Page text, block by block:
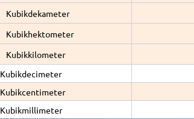
Kubikdekameter
Kubikhektometer
Kubikkilometer
Kubikdecimeter
Kubikcentimeter
Kubikmillimeter